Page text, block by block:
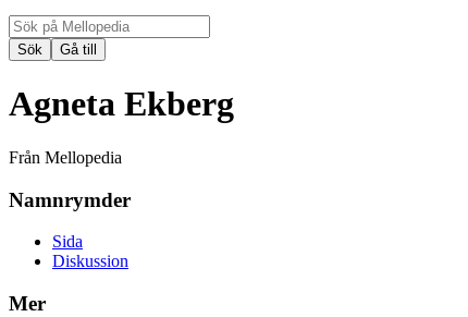
Agneta Ekberg
Från Mellopedia
Namnrymder
Sida
Diskussion
Mer